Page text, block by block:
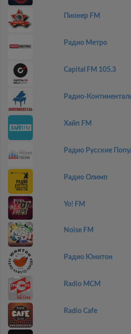
Пионер FM
Радио Метро
Capital FM 105.3
Радио-
Хайп FM
Радио Русские
Радио Олимп
Yo! FM
Noise FM
Радио Юнитон
Radio MCM
Radio Cafe